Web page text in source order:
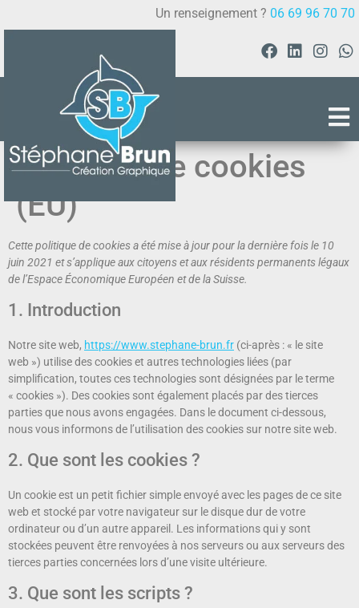
Un renseignement ? 06 69 96 70 70
Politique de cookies
(EU)
Cette politique de cookies a été mise à jour pour la dernière fois le 10
juin 2021 et s’applique aux citoyens et aux résidents permanents légaux
de l’Espace Économique Européen et de la Suisse.
1. Introduction
Notre site web, https://www.stephane-brun.fr (ci-après : « le site
web ») utilise des cookies et autres technologies liées (par
simplification, toutes ces technologies sont désignées par le terme
« cookies »). Des cookies sont également placés par des tierces
parties que nous avons engagées. Dans le document ci-dessous,
nous vous informons de l’utilisation des cookies sur notre site web.
2. Que sont les cookies ?
Un cookie est un petit fichier simple envoyé avec les pages de ce site
web et stocké par votre navigateur sur le disque dur de votre
ordinateur ou d’un autre appareil. Les informations qui y sont
stockées peuvent être renvoyées à nos serveurs ou aux serveurs des
tierces parties concernées lors d’une visite ultérieure.
3. Que sont les scripts ?